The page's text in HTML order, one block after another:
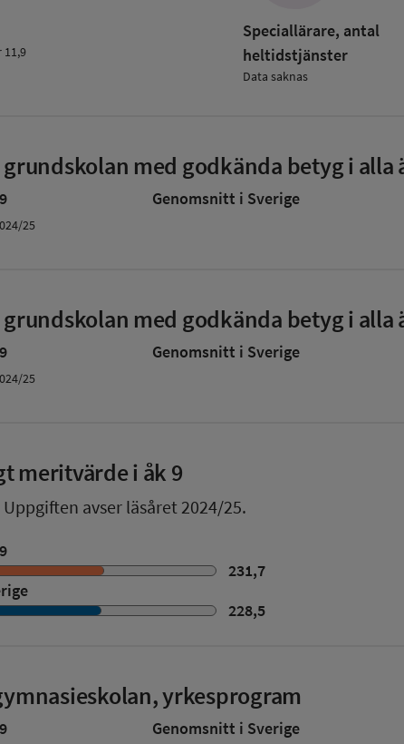
11,9
Speciallärare, antal
heltidstjänster
Data saknas
med godkända betyg i alla
Genomsnitt i Sverige
25
med godkända betyg i alla
Genomsnitt i Sverige
25
meritvärde i åk 9
Uppgiften avser läsåret 2024/25.
231,7
228,5
yrkesprogram
Genomsnitt i Sverige